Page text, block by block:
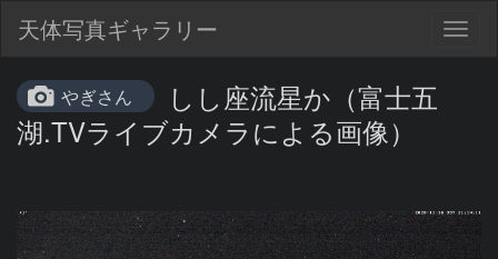
天体写真ギャラリー
やぎさん
しし座流星か（富士五
湖.TVライブカメラによる画像）